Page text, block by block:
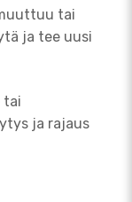
tai
ja tee uusi
tai
ja rajaus